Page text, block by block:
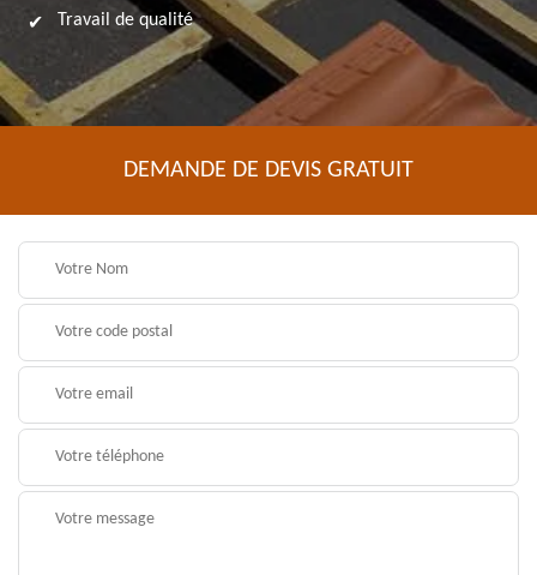
Travail de qualité
DEMANDE DE DEVIS GRATUIT